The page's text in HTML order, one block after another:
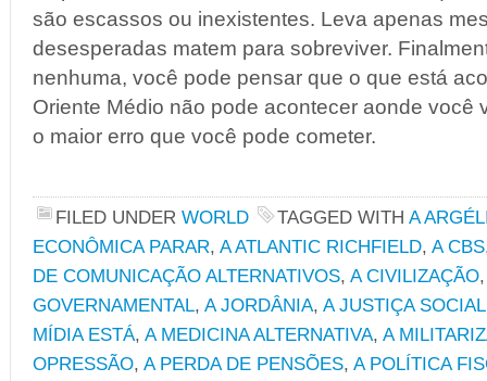
são escassos ou inexistentes. Leva apenas
desesperadas matem para sobreviver.
nenhuma, você pode pensar que o que está
Oriente Médio não pode acontecer aonde você
o maior erro que você pode cometer.
FILED UNDER WORLD TAGGED WITH A
ECONÔMICA PARAR, A ATLANTIC RICHFIELD, A CBS
DE COMUNICAÇÃO ALTERNATIVOS, A CIVILIZAÇÃO
GOVERNAMENTAL, A JORDÂNIA, A JUSTIÇA SOCIAL
MÍDIA ESTÁ, A MEDICINA ALTERNATIVA, A
OPRESSÃO, A PERDA DE PENSÕES, A POLÍTICA